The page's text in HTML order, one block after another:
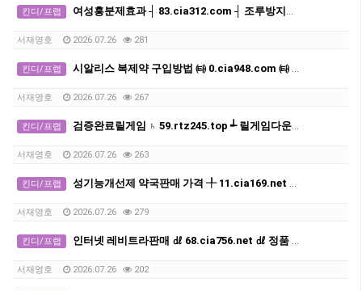
킨디/프랩 여성흥분제효과 ┤ 83.cia312.com ┤ 조루방지제 구입
서재영호 2026.07.26 281
킨디/프랩 시알리스 복제약 구입방법 ㈙ 0.cia948.com ㈙ 발기부전치료제 구매처 사이트
서재영호 2026.07.26 267
킨디/프랩 검증완료릴게임 ♄ 59.rtz245.top ┵ 릴게임다운로드
서재영호 2026.07.26 263
킨디/프랩 성기능개선제 약국판매 가격 ╀ 11.cia169.net ╀ 비아그라구매 사이트
서재영호 2026.07.26 279
킨디/프랩 인터넷 레비트라판매 ㎗ 68.cia756.net ㎗ 정품 발기부전치료제구매처사이트
서재영호 2026.07.26 202